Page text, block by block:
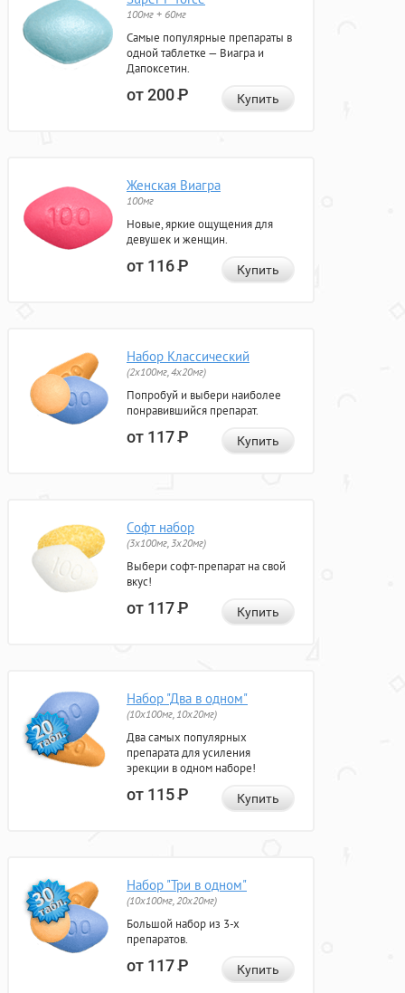
100мг + 60мг
Самые популярные препараты в
одной таблетке — Виагра и
Дапоксетин.
от 200Р Купить
Женская Виагра
100мг
Новые, яркие ощущения для
девушек и женщин.
от 116Р Купить
Набор Классический
(2x100мг, 4x20мг)
Попробуй и выбери наиболее
понравившийся препарат.
от 117Р Купить
Софт набор
(3x100мг, 3x20мг)
Выбери софт-препарат на свой
вкус!
от 117Р Купить
Набор "Два в одном"
(10x100мг, 10x20мг)
Два самых популярных
препарата для усиления
эрекции в одном наборе!
от 115Р Купить
Набор "Три в одном"
(10x100мг, 20x20мг)
Большой набор из 3-х
препаратов.
от 117Р Купить